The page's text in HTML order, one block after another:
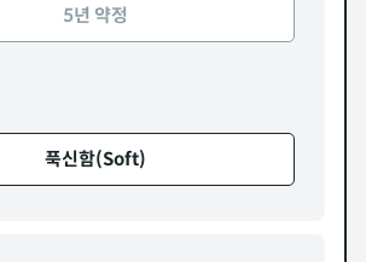
5년 약정
푹신함(Soft)